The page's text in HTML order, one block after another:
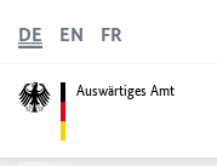
Auswärtiges Amt
DE EN FR